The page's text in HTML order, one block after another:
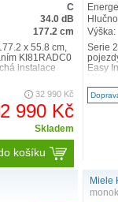
C
34.0 dB
177.2 cm
x 55.8 cm,
KI81RADC0
instalace
32 990 Kč
990 Kč
Skladem
košíku
Výška:
Serie
Easy
Miele